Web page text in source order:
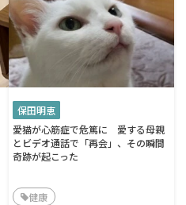
保田明恵
愛猫が心筋症で危篤に 愛する母親
とビデオ通話で「再会」、その瞬間
奇跡が起こった
健康